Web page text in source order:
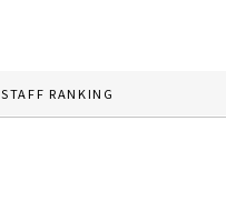
STAFF RANKING